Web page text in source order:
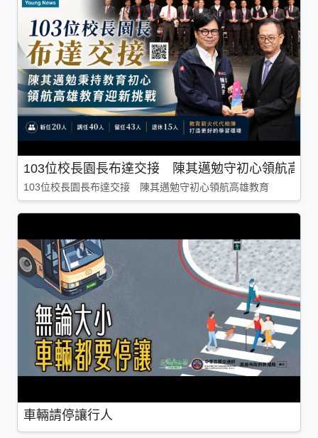
103位校長園長布達交接 陳其邁勉守初心領航高雄
103位校長園長布達交接 陳其邁勉守初心領航高雄教育
車輛請停讓行人